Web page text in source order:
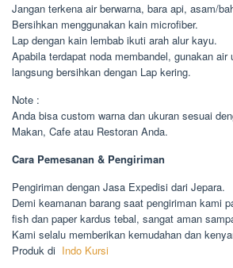
Jangan terkena air berwarna, bara api, asam/
Bersihkan menggunakan kain microfiber.
Lap dengan kain lembab ikuti arah alur kayu.
Apabila terdapat noda membandel, gunakan air
langsung bersihkan dengan Lap kering.
Note :
Anda bisa custom warna dan ukuran sesuai
Makan, Cafe atau Restoran Anda.
Cara Pemesanan & Pengiriman
Pengiriman dengan Jasa Expedisi dari Jepara.
Demi keamanan barang saat pengiriman kami
fish dan paper kardus tebal, sangat aman
Kami selalu memberikan kemudahan dan
Produk di Indo Kursi